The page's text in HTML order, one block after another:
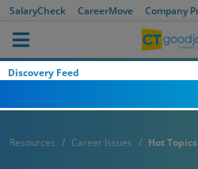
SalaryCheck CareerMove Company
Discovery Feed
Resources Career Issues Hot Topics